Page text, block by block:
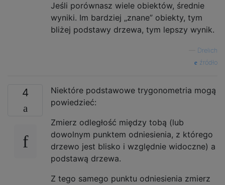
Jeśli porównasz wiele obiektów, średnie
wyniki. Im bardziej „znane” obiekty, tym
bliżej podstawy drzewa, tym lepszy wynik.
Drelich
źródło
4
Niektóre podstawowe trygonometria mogą
powiedzieć:
Zmierz odległość między tobą (lub
dowolnym punktem odniesienia, z którego
drzewo jest blisko i względnie widoczne) a
podstawą drzewa.
Z tego samego punktu odniesienia zmierz